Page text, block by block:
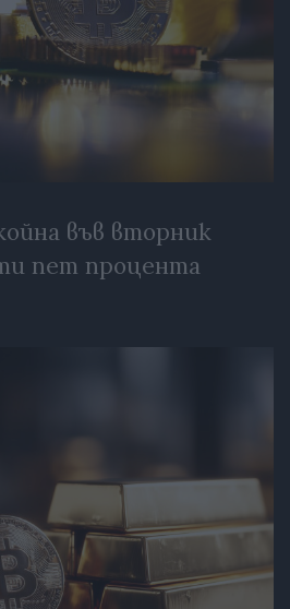
във вторник
пет процента